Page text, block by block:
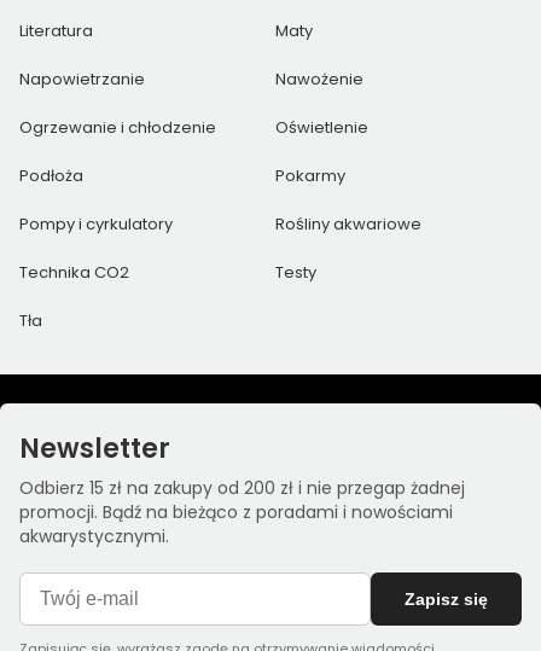
Literatura Maty
Napowietrzanie Nawożenie
Ogrzewanie i chłodzenie Oświetlenie
Podłoża Pokarmy
Pompy i cyrkulatory Rośliny akwariowe
Technika CO2 Testy
Tła
Newsletter
Odbierz 15 zł na zakupy od 200 zł i nie przegap żadnej
promocji. Bądź na bieżąco z poradami i nowościami
akwarystycznymi.
Zapisz się